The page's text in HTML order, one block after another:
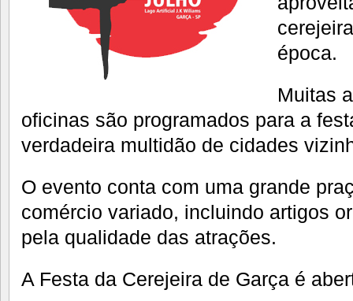
época.
Muitas
oficinas são programados para a
verdadeira multidão de cidades
O evento conta com uma grande
comércio variado, incluindo artigos
pela qualidade das atrações.
A Festa da Cerejeira de Garça é